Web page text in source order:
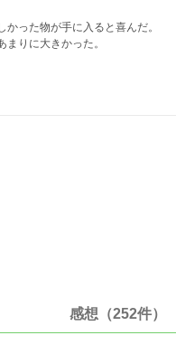
った物が手に入ると喜んだ。
りに大きかった。
感想（252件）